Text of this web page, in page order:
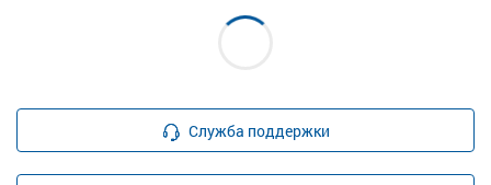
Служба поддержки